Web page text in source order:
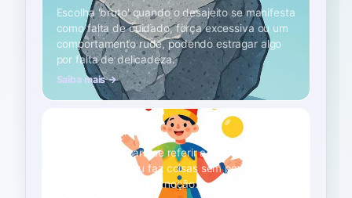
Escolha 'bruto' quando o desajeito se manifesta
como falta de cuidado, força excessiva ou um
comportamento rude, podendo estragar algo
por falta de delicadeza.
Saiba mais →
Utilize 'ganso' para se referir a alguém bobo,
tolo ou que diz ou faz coisas sem pensar, de
forma infantil ou sem noção.